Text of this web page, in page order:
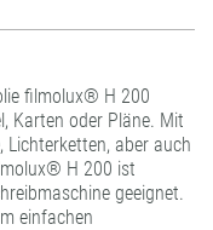
matrix
matrix
filmolux® H 200
Karten oder Pläne. Mit
aber auch
H 200 ist
geeignet.
einfachen